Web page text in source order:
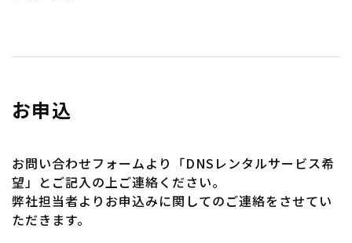
お申込
お問い合わせフォームより「DNSレンタルサービス希
望」とご記入の上ご連絡ください。
弊社担当者よりお申込みに関してのご連絡をさせてい
ただきます。